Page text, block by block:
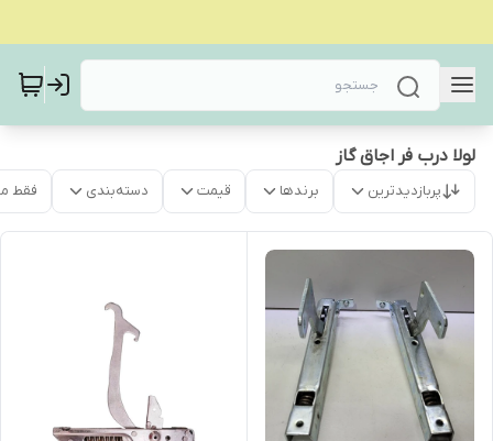
لولا درب فر اجاق گاز
پربازدیدترین برندها قیمت دسته‌بندی فقط